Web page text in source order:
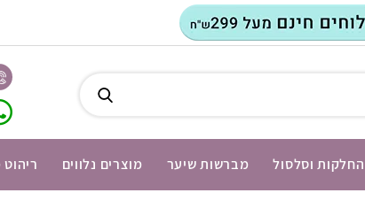
החלקות וסלסול מברשות שיער מוצרים נלווים